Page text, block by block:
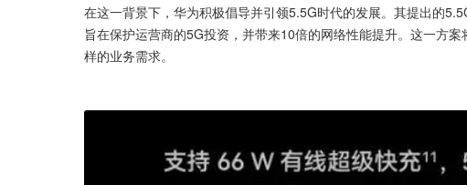
在这一背景下，华为积极倡导并引领5.5G时代的发展。其提出的
旨在保护运营商的5G投资，并带来10倍的网络性能提升。这一方
样的业务需求。